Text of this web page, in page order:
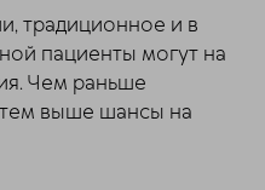
традиционное и в
пациенты могут на
Чем раньше
выше шансы на